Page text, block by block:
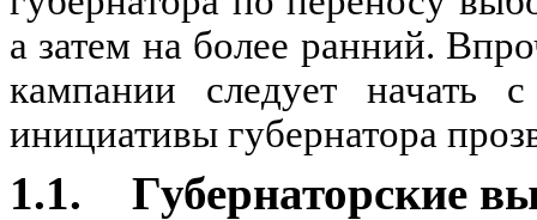
а затем на более ранний.
кампании следует начать
инициативы губернатора
1.1. Губернаторские